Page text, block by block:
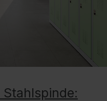
Stahlspinde: